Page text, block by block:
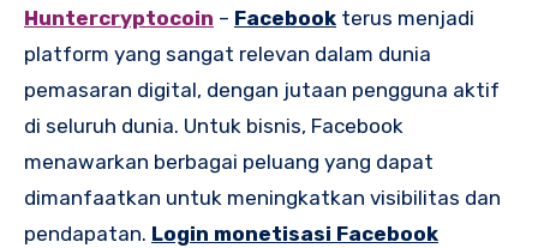
Huntercryptocoin – Facebook terus menjadi
platform yang sangat relevan dalam dunia
pemasaran digital, dengan jutaan pengguna aktif
di seluruh dunia. Untuk bisnis, Facebook
menawarkan berbagai peluang yang dapat
dimanfaatkan untuk meningkatkan visibilitas dan
pendapatan. Login monetisasi Facebook